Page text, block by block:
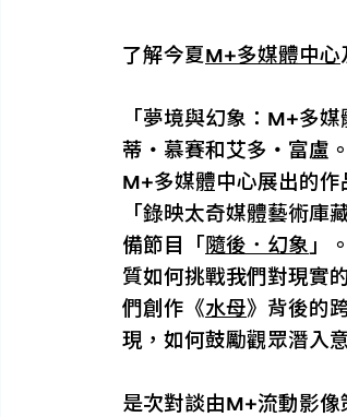
了解今夏M+多媒體中心
「夢境與幻象：M+多
蒂・慕賽和艾多・富盧
M+多媒體中心展出的
「錄映太奇媒體藝術
備節目「 隨後．幻象 」
質如何挑戰我們對現實
們創作《水母》背後的
現，如何鼓勵觀眾潛入
是次對談由M+流動影像